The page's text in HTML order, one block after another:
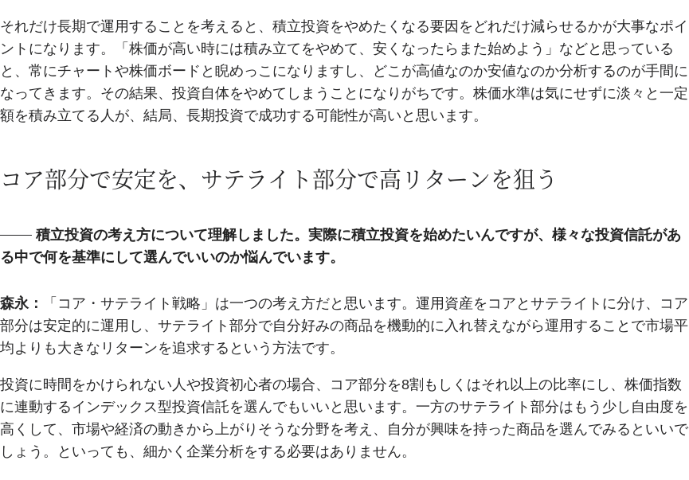
それだけ長期で運用することを考えると、積立投資をやめたくなる要因をどれだけ減らせるかが大事なポイ
ントになります。「株価が高い時には積み立てをやめて、安くなったらまた始めよう」などと思っている
と、常にチャートや株価ボードと睨めっこになりますし、どこが高値なのか安値なのか分析するのが手間に
なってきます。その結果、投資自体をやめてしまうことになりがちです。株価水準は気にせずに淡々と一定
額を積み立てる人が、結局、長期投資で成功する可能性が高いと思います。
コア部分で安定を、サテライト部分で高リターンを狙う
積立投資の考え方について理解しました。実際に積立投資を始めたいんですが、様々な投資信託があ
る中で何を基準にして選んでいいのか悩んでいます。
森永：
「コア・サテライト戦略」は一つの考え方だと思います。運用資産をコアとサテライトに分け、コア
部分は安定的に運用し、サテライト部分で自分好みの商品を機動的に入れ替えながら運用することで市場平
均よりも大きなリターンを追求するという方法です。
投資に時間をかけられない人や投資初心者の場合、コア部分を8割もしくはそれ以上の比率にし、株価指数
に連動するインデックス型投資信託を選んでもいいと思います。一方のサテライト部分はもう少し自由度を
高くして、市場や経済の動きから上がりそうな分野を考え、自分が興味を持った商品を選んでみるといいで
しょう。といっても、細かく企業分析をする必要はありません。